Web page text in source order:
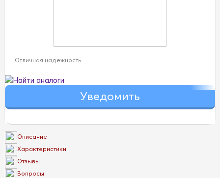
Отличная надежность
Найти аналоги
Описание
Характеристики
Отзывы
Вопросы